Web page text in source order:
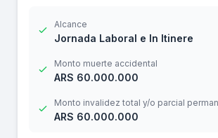
Alcance
Jornada Laboral e In Itinere
Monto muerte accidental
ARS 60.000.000
Monto invalidez total y/o parcial
ARS 60.000.000